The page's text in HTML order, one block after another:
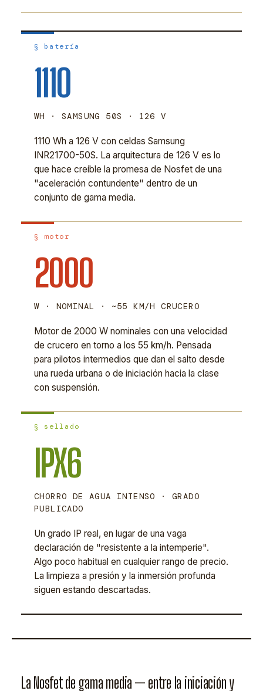
§ batería
1110
WH · SAMSUNG 50S · 126 V
1110 Wh a 126 V con celdas Samsung
INR21700-50S. La arquitectura de 126 V es lo
que hace creíble la promesa de Nosfet de una
"aceleración contundente" dentro de un
conjunto de gama media.
§ motor
2000
W · NOMINAL · ~55 KM/H CRUCERO
Motor de 2000 W nominales con una velocidad
de crucero en torno a los 55 km/h. Pensada
para pilotos intermedios que dan el salto desde
una rueda urbana o de iniciación hacia la clase
con suspensión.
§ sellado
IPX6
CHORRO DE AGUA INTENSO · GRADO
PUBLICADO
Un grado IP real, en lugar de una vaga
declaración de "resistente a la intemperie".
Algo poco habitual en cualquier rango de precio.
La limpieza a presión y la inmersión profunda
siguen estando descartadas.
La Nosfet de gama media — entre la iniciación y